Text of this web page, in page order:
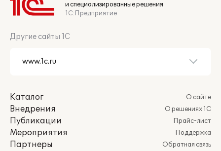
и специализированные решения
1С:Предприятие
Другие сайты 1С
Каталог
Внедрения
Публикации
Мероприятия
Партнеры
О сайте
О решениях 1С
Прайс-лист
Поддержка
Обратная связь